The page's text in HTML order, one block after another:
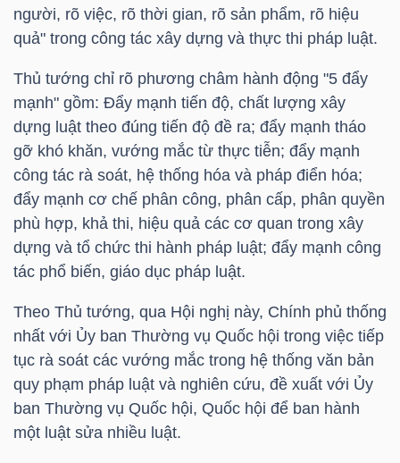
người, rõ việc, rõ thời gian, rõ sản phẩm, rõ hiệu
quả" trong công tác xây dựng và thực thi pháp luật.
Thủ tướng chỉ rõ phương châm hành động "5 đẩy
mạnh" gồm: Đẩy mạnh tiến độ, chất lượng xây
dựng luật theo đúng tiến độ đề ra; đẩy mạnh tháo
gỡ khó khăn, vướng mắc từ thực tiễn; đẩy mạnh
công tác rà soát, hệ thống hóa và pháp điển hóa;
đẩy mạnh cơ chế phân công, phân cấp, phân quyền
phù hợp, khả thi, hiệu quả các cơ quan trong xây
dựng và tổ chức thi hành pháp luật; đẩy mạnh công
tác phổ biến, giáo dục pháp luật.
Theo Thủ tướng, qua Hội nghị này, Chính phủ thống
nhất với Ủy ban Thường vụ Quốc hội trong việc tiếp
tục rà soát các vướng mắc trong hệ thống văn bản
quy phạm pháp luật và nghiên cứu, đề xuất với Ủy
ban Thường vụ Quốc hội, Quốc hội để ban hành
một luật sửa nhiều luật.
ĐỘNG
SẢN
Mã
chứng
khoán
(-)
Tất cả Cổ phiếu Chỉ số
Lãnh
đạo
(-)
Tất cả Người nội bộ Người liên quan Cổ đông lớn